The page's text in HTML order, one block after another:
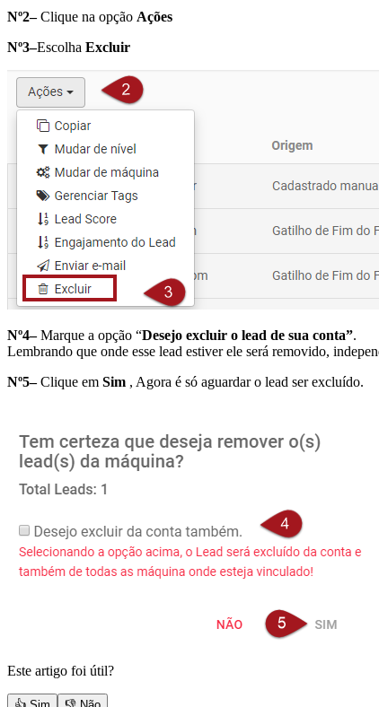
Nº2–Clique na opção Ações
Nº3–Escolha Excluir
Nº4–Marque a opção “Desejo excluir o lead de sua conta”.
Lembrando que onde esse lead estiver ele será removido,
Nº5–Clique em Sim , Agora é só aguardar o lead ser excluído.
Este artigo foi útil?